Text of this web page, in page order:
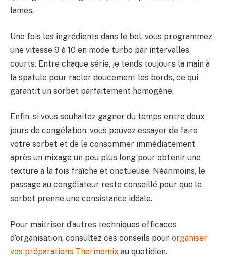
lames.
Une fois les ingrédients dans le bol, vous programmez
une vitesse 9 à 10 en mode turbo par intervalles
courts. Entre chaque série, je tends toujours la main à
la spatule pour racler doucement les bords, ce qui
garantit un sorbet parfaitement homogène.
Enfin, si vous souhaitez gagner du temps entre deux
jours de congélation, vous pouvez essayer de faire
votre sorbet et de le consommer immédiatement
après un mixage un peu plus long pour obtenir une
texture à la fois fraîche et onctueuse. Néanmoins, le
passage au congélateur reste conseillé pour que le
sorbet prenne une consistance idéale.
Pour maîtriser d’autres techniques efficaces
d’organisation, consultez ces conseils pour organiser
vos préparations Thermomix au quotidien.